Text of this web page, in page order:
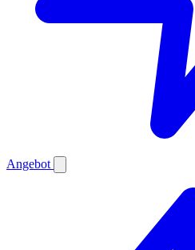
Angebot